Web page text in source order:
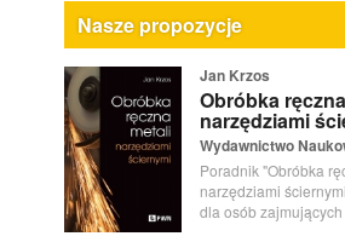
Nasze propozycje
Jan Krzos
Obróbka
narzędziami
Wydawnictwo
Poradnik "Obróbka
narzędziami
dla osób zajmujących